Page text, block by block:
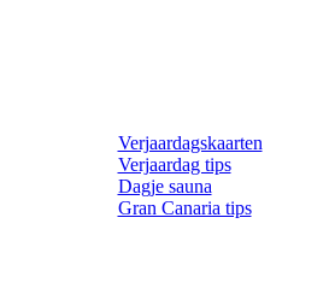
Verjaardagskaarten
Verjaardag tips
Dagje sauna
Gran Canaria tips